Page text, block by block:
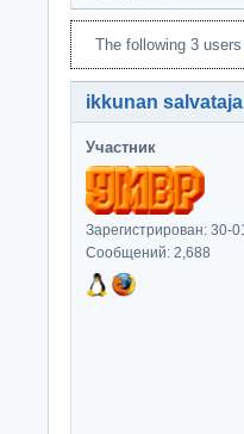
The following 3
ikkunan salvataja
Участник
Зарегистрирован: 30-
Сообщений: 2,688